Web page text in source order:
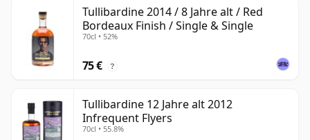
Tullibardine 2014 / 8 Jahre alt / Red
Bordeaux Finish / Single & Single
70cl • 52%
75 € ?
Tullibardine 12 Jahre alt 2012
Infrequent Flyers
70cl • 55.8%